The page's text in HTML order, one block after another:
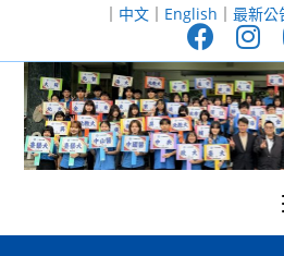
至
｜ 中文｜ English ｜ 最新公